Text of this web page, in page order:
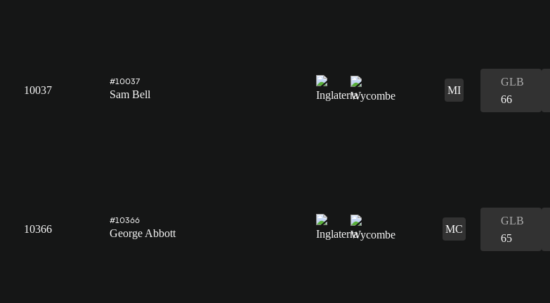
10037
#10037
Sam Bell MI
GLB
66
10366
#10366
George Abbott MC
GLB
65